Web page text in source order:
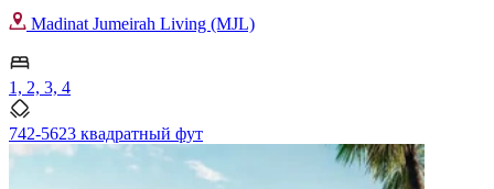
Madinat Jumeirah Living (MJL)
1, 2, 3, 4
742-5623 квадратный фут